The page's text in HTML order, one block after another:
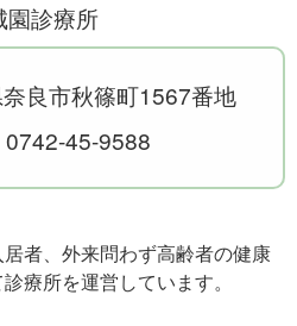
園診療所
良市秋篠町1567番地
0742-45-9588
者、外来問わず高齢者の健康
療所を運営しています。